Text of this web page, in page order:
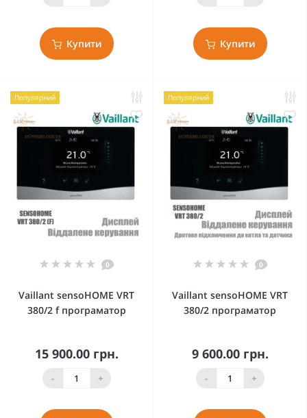
Купити Купити
Популярний
0
Vaillant sensoHOME VRT
380/2 f програматор
15 900.00 грн.
- +
Популярний
0
Vaillant sensoHOME VRT
380/2 програматор
9 600.00 грн.
- +